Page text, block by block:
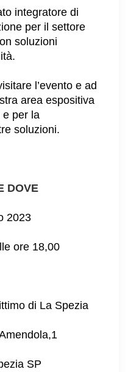
integratore di
per il settore
soluzioni
l’evento e ad
area espositiva
e per la
soluzioni.
DOVE
2023
ore 18,00
di La Spezia
SP